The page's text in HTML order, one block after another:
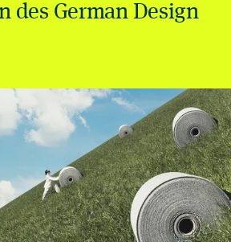
des German Design